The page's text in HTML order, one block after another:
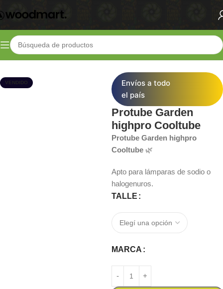
Inicio Shop Iluminación Halogenados
VENDIDO
Envíos a todo
el país
Protube Garden
highpro Cooltube
Protube Garden highpro
Cooltube 🌿
Apto para lámparas de sodio o
halogenuros.
TALLE
MARCA